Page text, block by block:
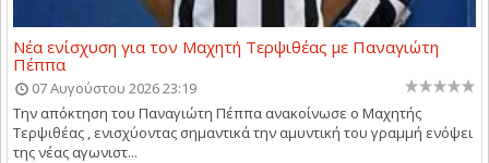
Νέα ενίσχυση για τον Μαχητή Τερψιθέας με Παναγιώτη
Πέππα
07 Αυγούστου 2026 23:19
Την απόκτηση του Παναγιώτη Πέππα ανακοίνωσε ο Μαχητής
Τερψιθέας , ενισχύοντας σημαντικά την αμυντική του γραμμή ενόψει
της νέας αγωνιστ...